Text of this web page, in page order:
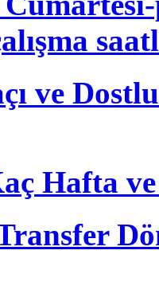
ve
Hafta